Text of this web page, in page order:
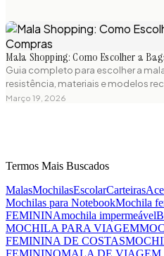
Mala Shopping: Como Escolher a
Guia completo para escolher a
resistência, materiais e modelos
compras. Dicas práticas e
Março 19, 2026
Termos Mais Buscados
MalasMochilasEscolarCarteiras
Mochilas para NotebookMochila
FEMININAmochila impermeável
MOCHILA PARA VIAGEM
FEMININA DE COSTAS